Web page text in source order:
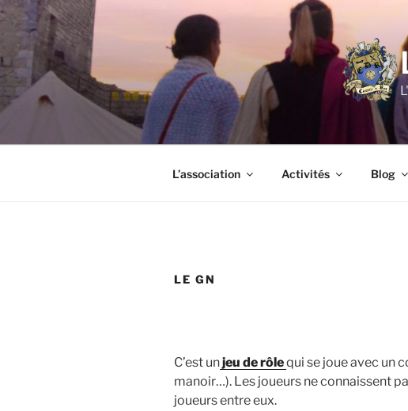
Aller
contenu
principal
L’association Activités Blog
LE GN
C’est unjeu de rôlequi se joue avec un
manoir…). Les joueurs ne connaissent
joueurs entre eux.